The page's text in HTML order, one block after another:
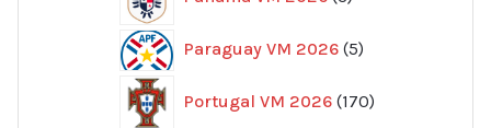
produkter
Paraguay VM 2026 55
Portugal VM 2026 170
produkter